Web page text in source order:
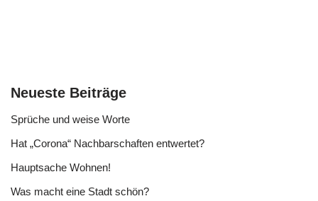
Neueste Beiträge
Sprüche und weise Worte
Hat „Corona“ Nachbarschaften entwertet?
Hauptsache Wohnen!
Was macht eine Stadt schön?